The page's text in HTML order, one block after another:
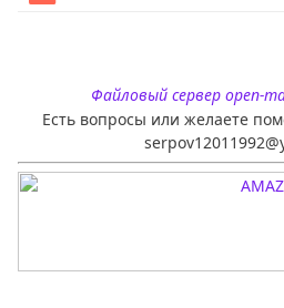
Файловый сервер open-
Есть вопросы или желаете